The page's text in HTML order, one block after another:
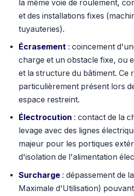
la même voie de roulement,
et des installations fixes
tuyauteries).
Écrasement: coincement
charge et un obstacle fixe, ou
et la structure du bâtiment. Ce
particulièrement présent lors
espace restreint.
Électrocution : contact de la
levage avec des lignes
majeur pour les portiques
d'isolation de l'alimentation
Surcharge: dépassement de
Maximale d'Utilisation)